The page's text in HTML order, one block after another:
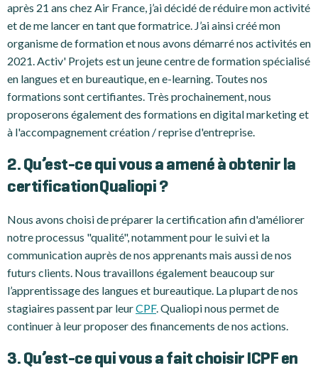
après 21 ans chez Air France, j’ai décidé de réduire mon activité
et de me lancer en tant que formatrice. J’ai ainsi créé mon
organisme de formation et nous avons démarré nos activités en
2021. Activ' Projets est un jeune centre de formation spécialisé
en langues et en bureautique, en e-learning. Toutes nos
formations sont certifiantes. Très prochainement, nous
proposerons également des formations en digital marketing et
à l'accompagnement création / reprise d'entreprise.
2. Qu’est-ce qui vous a amené à obtenir la
certification Qualiopi ?
Nous avons choisi de préparer la certification afin d'améliorer
notre processus "qualité", notamment pour le suivi et la
communication auprès de nos apprenants mais aussi de nos
futurs clients. Nous travaillons également beaucoup sur
l’apprentissage des langues et bureautique. La plupart de nos
stagiaires passent par leurCPF. Qualiopi nous permet de
continuer à leur proposer des financements de nos actions.
3. Qu’est-ce qui vous a fait choisir ICPF en